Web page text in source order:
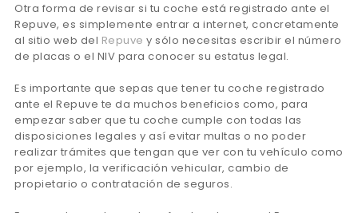
Otra forma de revisar si tu coche está registrado ante el
Repuve, es simplemente entrar a internet, concretamente
al sitio web del Repuve y sólo necesitas escribir el número
de placas o el NIV para conocer su estatus legal.
Es importante que sepas que tener tu coche registrado
ante el Repuve te da muchos beneficios como, para
empezar saber que tu coche cumple con todas las
disposiciones legales y así evitar multas o no poder
realizar trámites que tengan que ver con tu vehículo como
por ejemplo, la verificación vehicular, cambio de
propietario o contratación de seguros.